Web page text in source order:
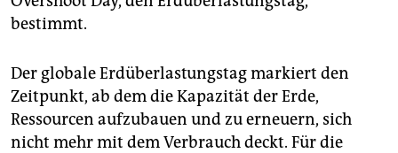
bestimmt.
Der globale Erdüberlastungstag markiert den
Zeitpunkt, ab dem die Kapazität der Erde,
Ressourcen aufzubauen und zu erneuern, sich
nicht mehr mit dem Verbrauch deckt. Für die